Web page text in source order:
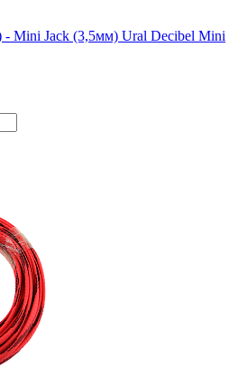
- Mini Jack (3,5мм) Ural Decibel Mini